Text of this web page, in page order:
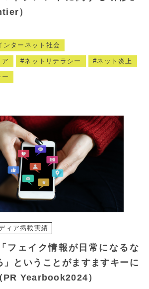
）
ンターネット社会
ネットリテラシー ネット炎上
ィア掲載実績
フェイク情報が日常になるな
」ということがますますキーに
PR Yearbook2024）